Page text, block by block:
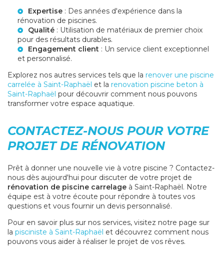
Expertise : Des années d'expérience dans la
rénovation de piscines.
Qualité : Utilisation de matériaux de premier choix
pour des résultats durables.
Engagement client : Un service client exceptionnel
et personnalisé.
Explorez nos autres services tels que la renover une piscine
carrelée à Saint-Raphaël et la renovation piscine beton à
Saint-Raphaël pour découvrir comment nous pouvons
transformer votre espace aquatique.
CONTACTEZ-NOUS POUR VOTRE
PROJET DE RÉNOVATION
Prêt à donner une nouvelle vie à votre piscine ? Contactez-
nous dès aujourd'hui pour discuter de votre projet de
rénovation de piscine carrelage à Saint-Raphaël. Notre
équipe est à votre écoute pour répondre à toutes vos
questions et vous fournir un devis personnalisé.
Pour en savoir plus sur nos services, visitez notre page sur
la pisciniste à Saint-Raphaël et découvrez comment nous
pouvons vous aider à réaliser le projet de vos rêves.